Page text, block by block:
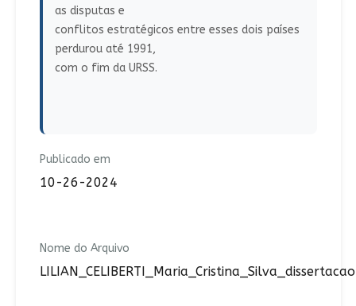
as disputas e
conflitos estratégicos entre esses dois países
perdurou até 1991,
com o fim da URSS.
Publicado em
10-26-2024
Nome do Arquivo